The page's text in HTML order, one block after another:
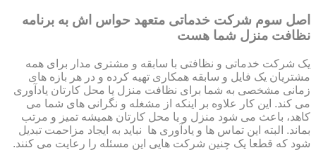
اصل سوم شرکت خدماتی متعهد حواس اش به برنامه
نظافت منزل شما هست
یک شرکت خدماتی و نظافتی با سابقه و مشتری مدار برای همه
مشتریان یک فایل و سابقه همکاری تهیه کرده و در هر بازه های
زمانی مشخصی به شما برای نظافت منزل یا محل کارتان یادآوری
می کند. این کار علاوه بر اینکه از مشغله و نگرانی های شما می
کاهد، باعث می شود منزل و یا محل کارتان همیشه تمیز و مرتب
بماند. البته این تماس ها و یادآوری ها نباید به ایجاد مزاحمت تبدیل
شود که قطعا یک چنین شرکت هایی این مسئله را رعایت می کنند.